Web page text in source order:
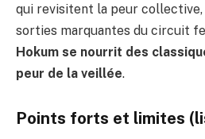
qui revisitent la peur
sorties marquantes du circuit
Hokum se nourrit des
peur de la veillée.
Points forts et limites